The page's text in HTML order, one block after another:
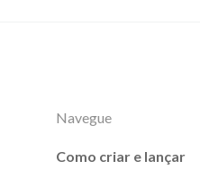
Navegue
Como criar e lançar